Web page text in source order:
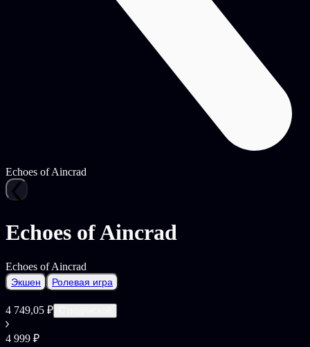
Echoes of Aincrad
Echoes of Aincrad
Echoes of Aincrad
Экшен Ролевая игра
4 749,05 ₽
4 999 ₽